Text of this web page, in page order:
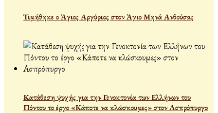
Τιμήθηκε ο Άγιος Αργύριος στον Άγιο Μηνά Ανθούσας
Κατάθεση ψυχής για την Γενοκτονία των Ελλήνων του
Πόντου το έργο «Κάποτε να κλώσκουμες» στον Ασπρόπυργο